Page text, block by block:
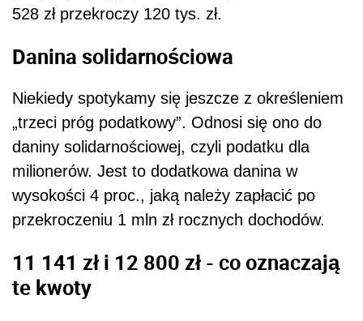
528 zł przekroczy 120 tys. zł.
Danina solidarnościowa
Niekiedy spotykamy się jeszcze z określeniem
„trzeci próg podatkowy”. Odnosi się ono do
daniny solidarnościowej, czyli podatku dla
milionerów. Jest to dodatkowa danina w
wysokości 4 proc., jaką należy zapłacić po
przekroczeniu 1 mln zł rocznych dochodów.
11 141 zł i 12 800 zł - co oznaczają
te kwoty